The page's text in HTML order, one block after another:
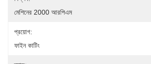
মেশিনের 2000 আরপিএম
প্রয়োগ:
ফাইন কাটিং